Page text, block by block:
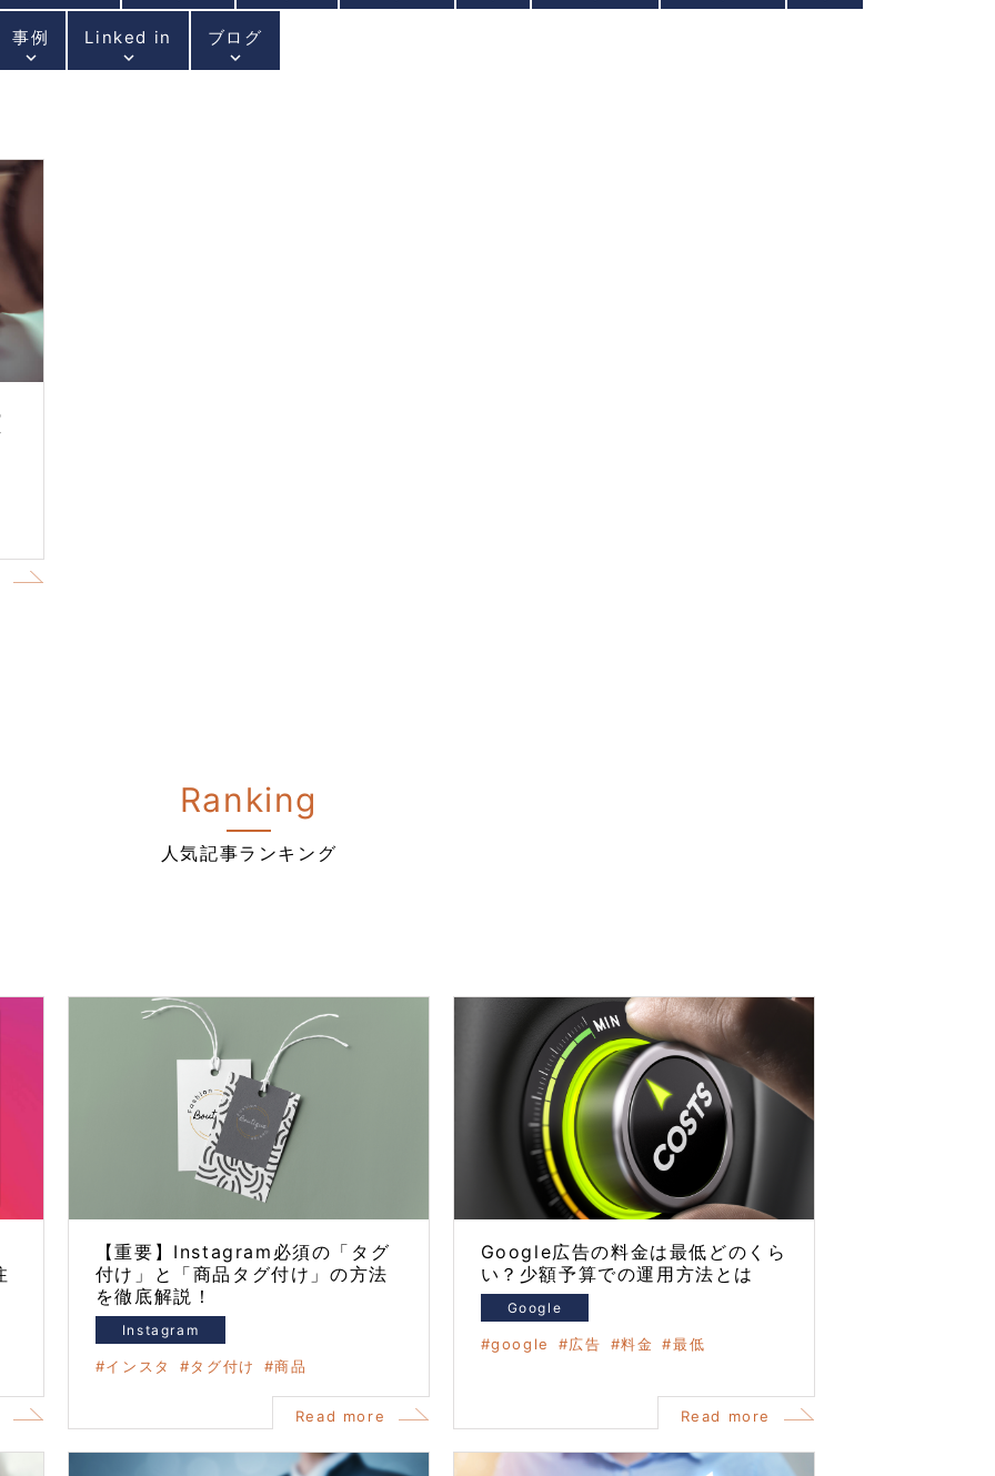
事例
keyboard_arrow_down
Linked in
keyboard_arrow_down
ブログ
keyboard_arrow_down
Ranking
人気記事ランキング
【重要】Instagram必須の「タグ
付け」と「商品タグ付け」の方法
を徹底解説！
Instagram
インスタ タグ付け 商品
Read more
Google広告の料金は最低どのくら
い？少額予算での運用方法とは
Google
google 広告 料金 最低
Read more